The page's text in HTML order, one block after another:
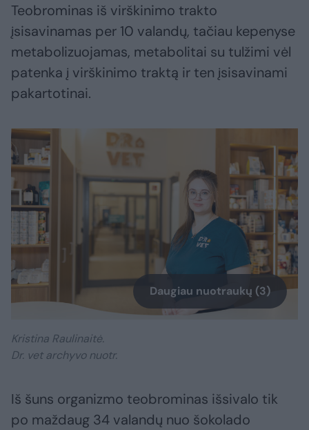
Teobrominas iš virškinimo trakto
įsisavinamas per 10 valandų, tačiau kepenyse
metabolizuojamas, metabolitai su tulžimi vėl
patenka į virškinimo traktą ir ten įsisavinami
pakartotinai.
Daugiau nuotraukų (3)
Kristina Raulinaitė.
Dr. vet archyvo nuotr.
Iš šuns organizmo teobrominas išsivalo tik
po maždaug 34 valandų nuo šokolado